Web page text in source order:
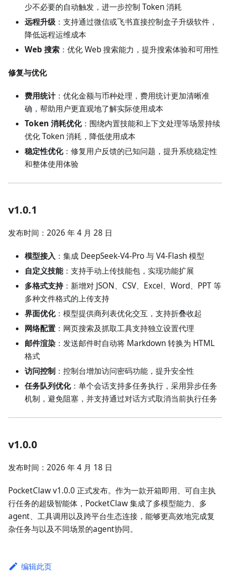
少不必要的自动触发，进一步控制 Token 消耗
远程升级 ：支持通过微信或飞书直接控制盒子升级软件，
降低远程运维成本
Web 搜索 ：优化 Web 搜索能力，提升搜索体验和可用性
修复与优化
费用统计：优化金额与币种处理，费用统计更加清晰准
确，帮助用户更直观地了解实际使用成本
Token 消耗优化：围绕内置技能和上下文处理等场景持续
优化 Token 消耗，降低使用成本
稳定性优化：修复用户反馈的已知问题，提升系统稳定性
和整体使用体验
v1.0.1
发布时间：2026 年 4 月 28 日
模型接入 ：集成 DeepSeek-V4-Pro 与 V4-Flash 模型
自定义技能：支持手动上传技能包，实现功能扩展
多格式支持：新增对 JSON、CSV、Excel、Word、PPT 等
多种文件格式的上传支持
界面优化：模型提供商列表优化交互，支持折叠收起
网络配置 ：网页搜索及抓取工具支持独立设置代理
邮件渲染 ：发送邮件时自动将 Markdown 转换为 HTML
格式
访问控制 ：控制台增加访问密码功能，提升安全性
任务队列优化：单个会话支持多任务执行，采用异步任务
机制，避免阻塞，并支持通过对话方式取消当前执行任务
v1.0.0
发布时间：2026 年 4 月 18 日
PocketClaw v1.0.0 正式发布。作为一款开箱即用、可自主执
行任务的超级智能体，PocketClaw 集成了多模型能力、多
agent、工具调用以及跨平台生态连接，能够更高效地完成复
杂任务与以及不同场景的agent协同。
编辑此页